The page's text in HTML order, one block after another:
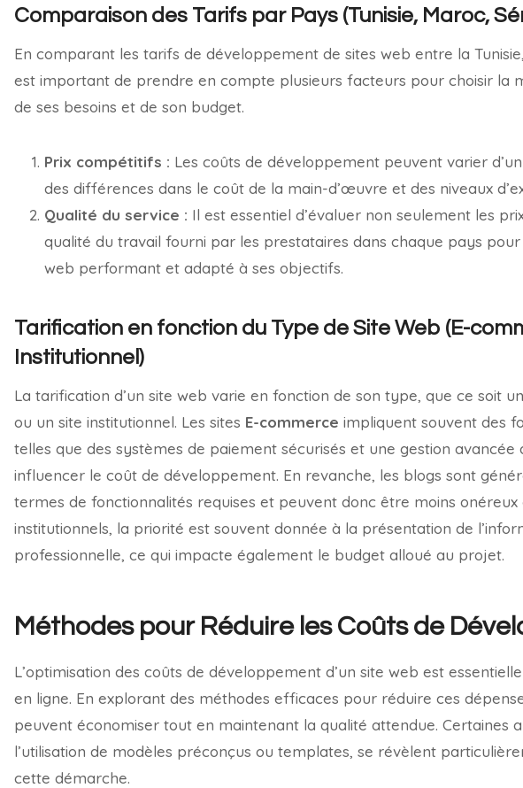
Comparaison des Tarifs par Pays (Tunisie, Maroc,
En comparant les tarifs de développement de sites web entre la
est important de prendre en compte plusieurs facteurs pour choisir la
de ses besoins et de son budget.
Prix compétitifs : Les coûts de développement peuvent varier
des différences dans le coût de la main-d’œuvre et des niveaux
Qualité du service : Il est essentiel d’évaluer non seulement les
qualité du travail fourni par les prestataires dans chaque pays pour
web performant et adapté à ses objectifs.
Tarification en fonction du Type de Site Web (E-
Institutionnel)
La tarification d’un site web varie en fonction de son type, que ce soit
ou un site institutionnel. Les sites E-commerce impliquent souvent des
telles que des systèmes de paiement sécurisés et une gestion avancée
influencer le coût de développement. En revanche, les blogs sont
termes de fonctionnalités requises et peuvent donc être moins onéreux
institutionnels, la priorité est souvent donnée à la présentation de
professionnelle, ce qui impacte également le budget alloué au projet.
Méthodes pour Réduire les Coûts de
L’optimisation des coûts de développement d’un site web est
en ligne. En explorant des méthodes efficaces pour réduire ces
peuvent économiser tout en maintenant la qualité attendue. Certaines
l’utilisation de modèles préconçus ou templates, se révèlent
cette démarche.